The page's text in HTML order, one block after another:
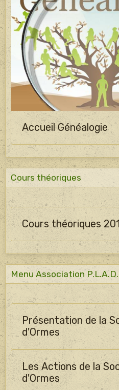
Accueil Généalogie
Cours théoriques
Cours théoriques
Menu Association
Présentation de la
d'Ormes
Les Actions de la
d'Ormes